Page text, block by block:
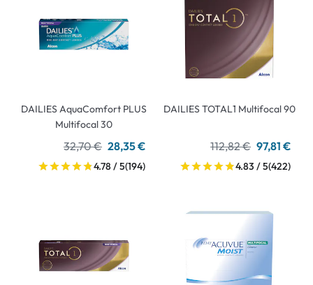
DAILIES AquaComfort PLUS
Multifocal 30
32,70 € 28,35 €
4.78 / 5(194)
DAILIES TOTAL1 Multifocal 90
112,82 € 97,81 €
4.83 / 5(422)